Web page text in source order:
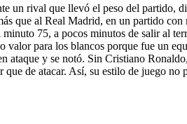
un rival que llevó el peso del partido,
que al Real Madrid, en un partido
75, a pocos minutos de salir al
para los blancos porque fue un
ataque y se notó. Sin Cristiano
de atacar. Así, su estilo de juego no